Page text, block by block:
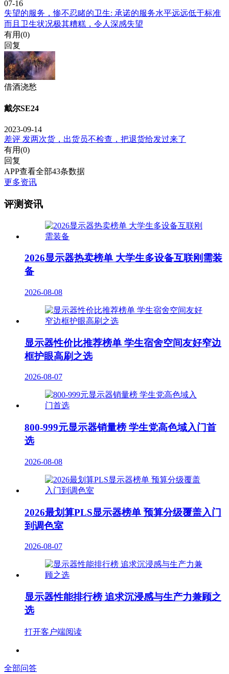
07-16
失望的服务，惨不忍睹的卫生: 承诺的服务水平远远低于标准
而且卫生状况极其糟糕，令人深感失望
有用(0)
回复
借酒浇愁
戴尔SE24
2023-09-14
差评 发两次货，出货员不检查，把退货给发过来了
有用(0)
回复
APP查看全部43条数据
更多资讯
评测资讯
2026显示器热卖榜单 大学生多设备互联刚需装
备
2026-08-08
显示器性价比推荐榜单 学生宿舍空间友好窄边
框护眼高刷之选
2026-08-07
800-999元显示器销量榜 学生党高色域入门首
选
2026-08-08
2026最划算PLS显示器榜单 预算分级覆盖入门
到调色室
2026-08-07
显示器性能排行榜 追求沉浸感与生产力兼顾之
选
打开客户端阅读
全部问答